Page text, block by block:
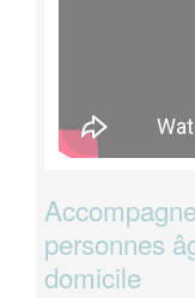
personnes
domicile